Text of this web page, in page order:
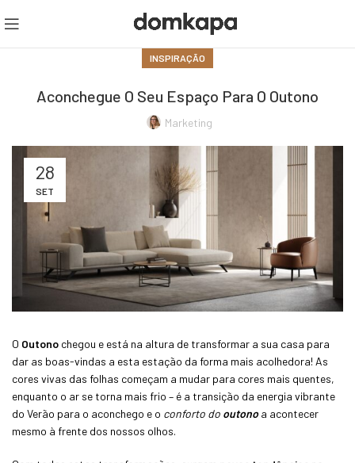
INSPIRAÇÃO
Aconchegue O Seu Espaço Para O Outono
Marketing
28
SET
O Outono chegou e está na altura de transformar a sua casa para
dar as boas-vindas a esta estação da forma mais acolhedora! As
cores vivas das folhas começam a mudar para cores mais quentes,
enquanto o ar se torna mais frio – é a transição da energia vibrante
do Verão para o aconchego e o conforto do outono a acontecer
mesmo à frente dos nossos olhos.